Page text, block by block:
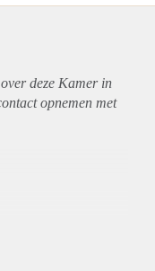
deze Kamer in
opnemen met